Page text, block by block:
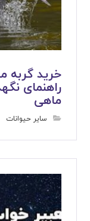
خرید گربه
راهنمای
ماهی
سایر حیوانات